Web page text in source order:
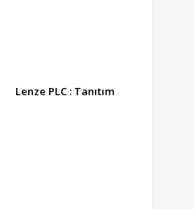
Lenze PLC : Tanıtım